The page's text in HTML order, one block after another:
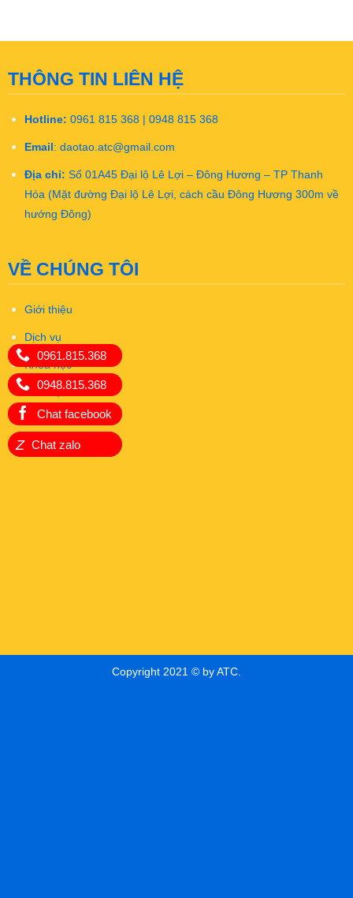
0961.815.368
0948.815.368
Chat facebook
Z Chat zalo
THÔNG TIN LIÊN HỆ
Hotline: 0961 815 368 | 0948 815 368
Email: daotao.atc@gmail.com
Địa chỉ: Số 01A45 Đại lộ Lê Lợi – Đông Hương – TP Thanh
Hóa (Mặt đường Đại lộ Lê Lợi, cách cầu Đông Hương 300m về
hướng Đông)
VỀ CHÚNG TÔI
Giới thiệu
Dịch vụ
Khóa học
Liên hệ
Copyright 2021 © by ATC.